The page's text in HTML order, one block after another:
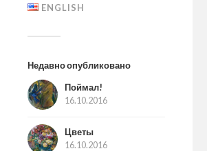
ENGLISH
Недавно опубликовано
Поймал!
16.10.2016
Цветы
16.10.2016